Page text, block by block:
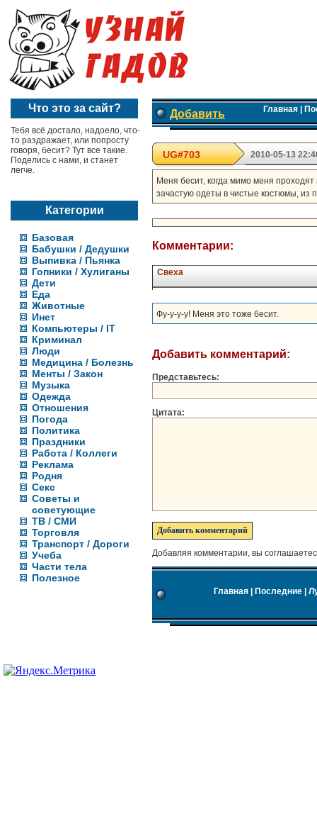
Что это за сайт?
Тебя всё достало, надоело, что-
то раздражает, или попросту
говоря, бесит? Тут все такие.
Поделись с нами, и станет
легче.
Категории
Базовая
Бабушки / Дедушки
Выпивка / Пьянка
Гопники / Хулиганы
Дети
Еда
Животные
Инет
Компьютеры / IT
Криминал
Люди
Медицина / Болезнь
Менты / Закон
Музыка
Одежда
Отношения
Погода
Политика
Праздники
Работа / Коллеги
Реклама
Родня
Секс
Советы и
советующие
ТВ / СМИ
Торговля
Транспорт / Дороги
Учеба
Части тела
Полезное
Добавить Главная|
UG#703 2010-05-13
Меня бесит, когда мимо меня
зачастую одеты в чистые костюмы, из
Комментарии:
Свеха
Фу-у-у-у! Меня это тоже бесит.
Добавить комментарий:
Представьтесь:
Цитата:
Добавляя комментарии, вы
Главная Последние